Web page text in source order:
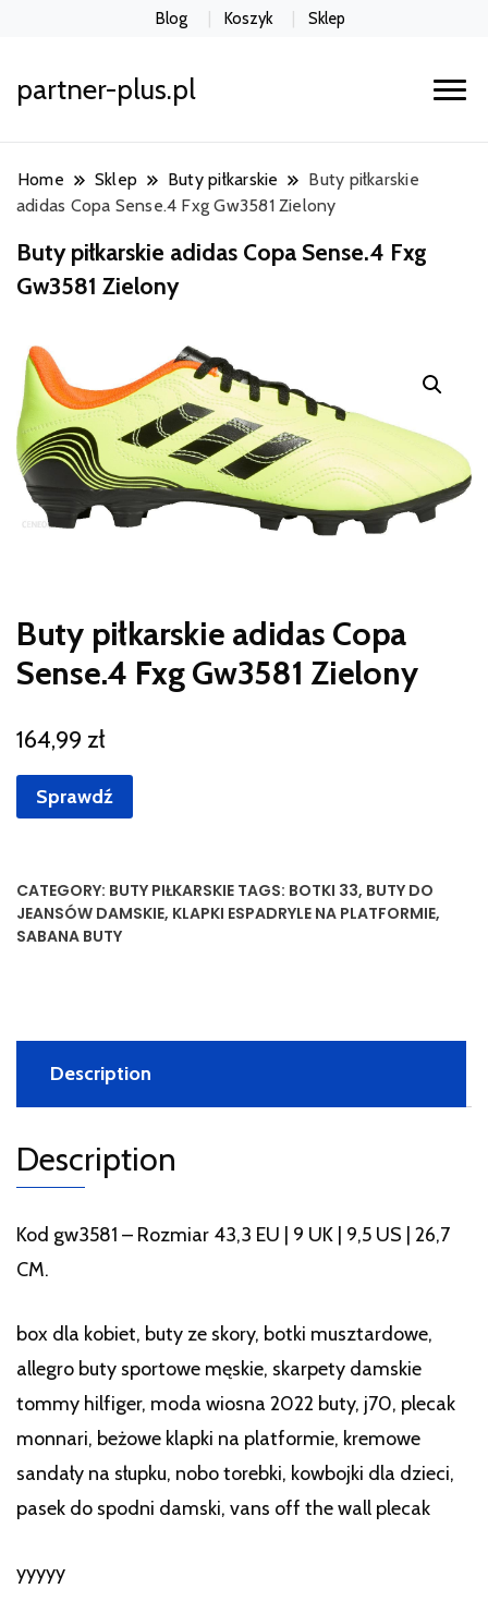
Blog Koszyk Sklep
partner-plus.pl
Home Sklep Buty piłkarskie
Buty piłkarskie
adidas Copa Sense.4 Fxg Gw3581 Zielony
Buty piłkarskie adidas Copa Sense.4 Fxg
Gw3581 Zielony
Buty piłkarskie adidas Copa
Sense.4 Fxg Gw3581 Zielony
164,99 zł
Sprawdź
CATEGORY: BUTY PIŁKARSKIE TAGS: BOTKI 33, BUTY DO
JEANSÓW DAMSKIE, KLAPKI ESPADRYLE NA PLATFORMIE,
SABANA BUTY
Description
Description
Kod gw3581 – Rozmiar 43,3 EU | 9 UK | 9,5 US | 26,7
CM.
box dla kobiet, buty ze skory, botki musztardowe,
allegro buty sportowe męskie, skarpety damskie
tommy hilfiger, moda wiosna 2022 buty, j70, plecak
monnari, beżowe klapki na platformie, kremowe
sandały na słupku, nobo torebki, kowbojki dla dzieci,
pasek do spodni damski, vans off the wall plecak
yyyyy